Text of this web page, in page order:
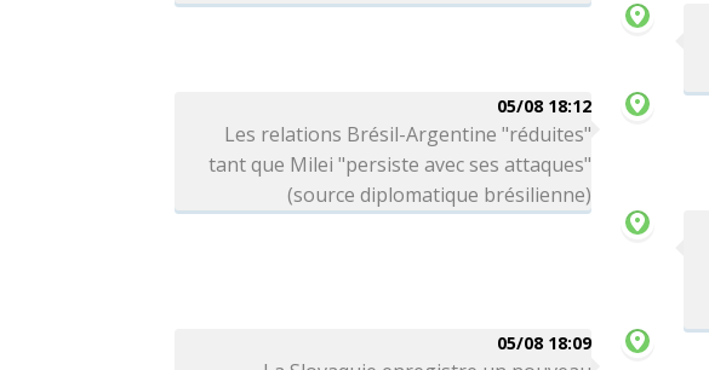
05/08 18:12
Les relations Brésil-Argentine "réduites"
tant que Milei "persiste avec ses attaques"
(source diplomatique brésilienne)
05/08 18:09